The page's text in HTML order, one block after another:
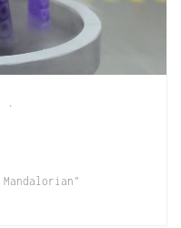
•